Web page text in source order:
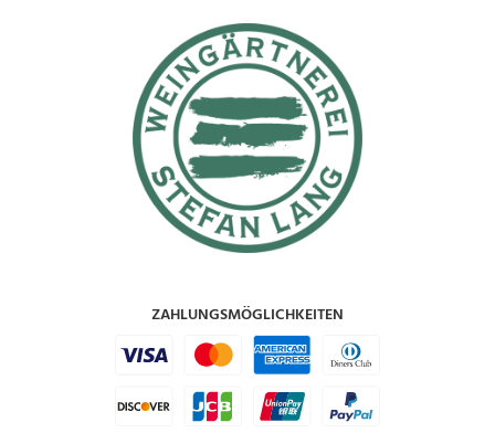
ZAHLUNGSMÖGLICHKEITEN